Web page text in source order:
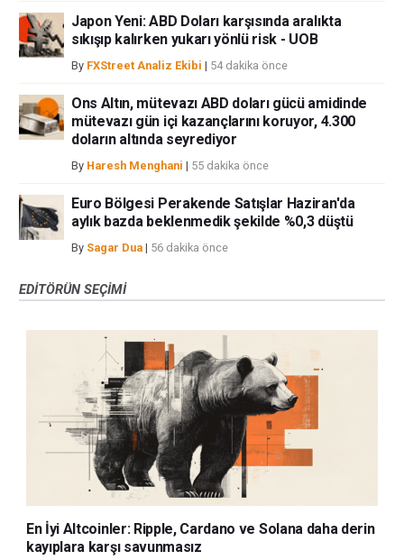
Japon Yeni: ABD Doları karşısında aralıkta
sıkışıp kalırken yukarı yönlü risk - UOB
By FXStreet Analiz Ekibi | 54 dakika önce
Ons Altın, mütevazı ABD doları gücü amidinde
mütevazı gün içi kazançlarını koruyor, 4.300
doların altında seyrediyor
By Haresh Menghani | 55 dakika önce
Euro Bölgesi Perakende Satışlar Haziran'da
aylık bazda beklenmedik şekilde %0,3 düştü
By Sagar Dua | 56 dakika önce
EDITÖRÜN SEÇIMI
En İyi Altcoinler: Ripple, Cardano ve Solana daha derin
kayıplara karşı savunmasız